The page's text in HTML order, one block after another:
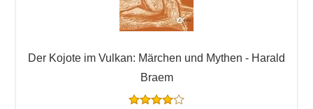
Der Kojote im Vulkan: Märchen und Mythen - Harald
Braem